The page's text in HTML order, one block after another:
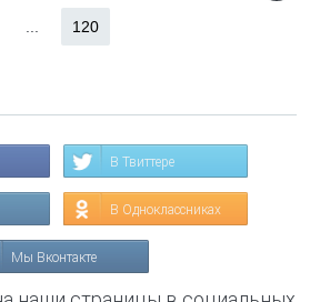
120
В Твиттере
В Одноклассниках
Мы Вконтакте